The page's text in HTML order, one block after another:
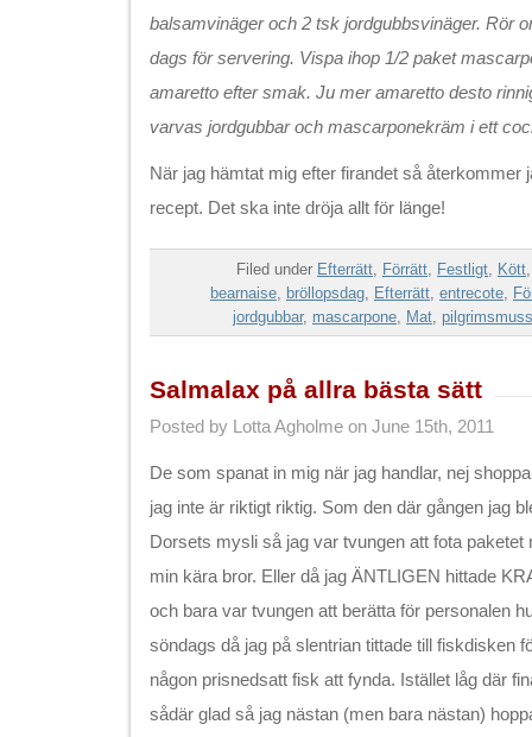
balsamvinäger och 2 tsk jordgubbsvinäger. Rör
dags för servering. Vispa ihop 1/2 paket
amaretto efter smak. Ju mer amaretto desto
varvas jordgubbar och mascarponekräm i ett
När jag hämtat mig efter firandet så återkommer
recept. Det ska inte dröja allt för länge!
Filed under Efterrätt, Förrätt, Festligt, Kött
bearnaise, bröllopsdag, Efterrätt, entrecote,
jordgubbar, mascarpone, Mat,
Salmalax på allra bästa sätt
Posted by Lotta Agholme on June 15th, 2011
De som spanat in mig när jag handlar, nej
jag inte är riktigt riktig. Som den där gången jag
Dorsets mysli så jag var tvungen att fota
min kära bror. Eller då jag ÄNTLIGEN hittade
och bara var tvungen att berätta för personalen
söndags då jag på slentrian tittade till fiskdisken
någon prisnedsatt fisk att fynda. Istället låg där
sådär glad så jag nästan (men bara nästan)